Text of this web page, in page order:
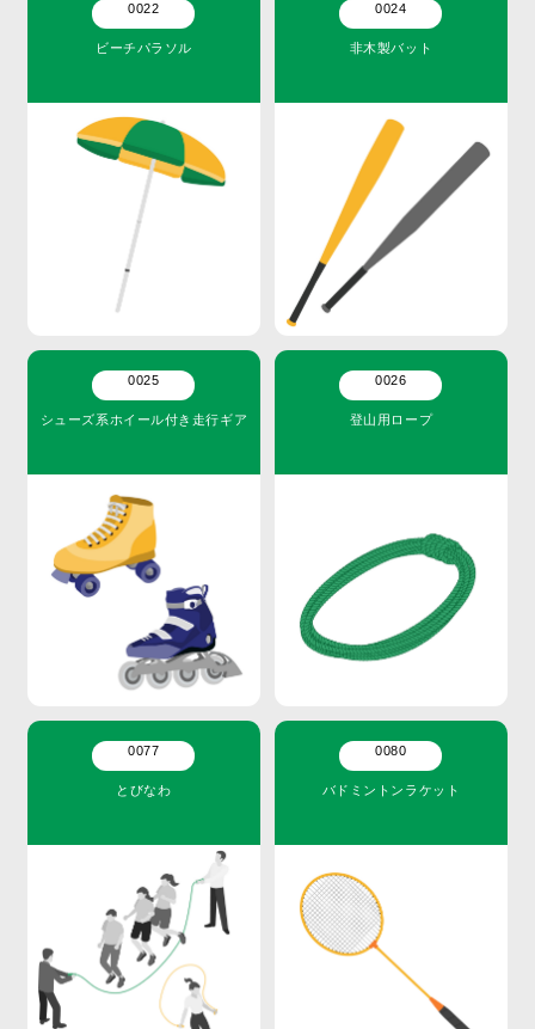
0022
ビーチパラソル
0024
非木製バット
0025
シューズ系ホイール付き走行ギア
0026
登山用ロープ
0077
とびなわ
0080
バドミントンラケット